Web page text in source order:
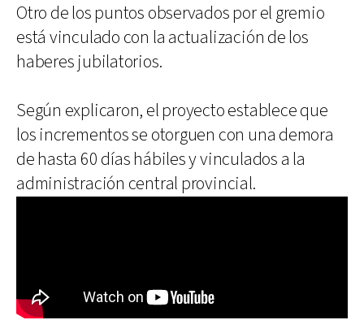
Otro de los puntos observados por el gremio
está vinculado con la actualización de los
haberes jubilatorios.
Según explicaron, el proyecto establece que
los incrementos se otorguen con una demora
de hasta 60 días hábiles y vinculados a la
administración central provincial.